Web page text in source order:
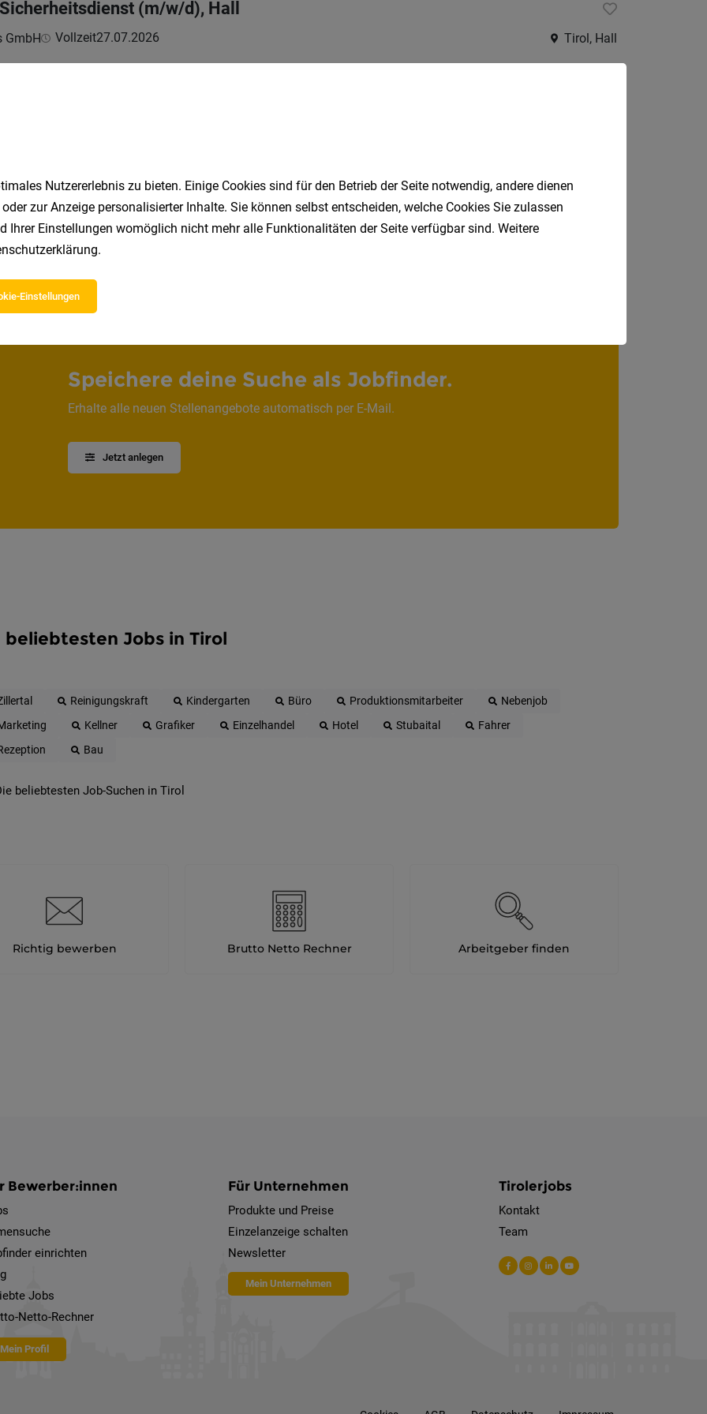
(m/w/d), Hall
GmbH Vollzeit27.07.2026 Tirol, Hall
GmbH Vollzeit29.07.2026 Innsbruck
Sie folgende Aufgaben
Speichere deine Suche als Jobfinder.
Erhalte alle neuen Stellenangebote automatisch per E-Mail.
Jetzt anlegen
beliebtesten Jobs in Tirol
Reinigungskraft Kindergarten Büro Produktionsmitarbeiter
Nebenjob
Kellner Grafiker Einzelhandel Hotel Stubaital
Fahrer
Bau
beliebtesten Job-Suchen in Tirol
Richtig bewerben Brutto Netto Rechner Arbeitgeber finden
Bewerber:innen
einrichten
Jobs
Netto-Rechner
Mein Profil
Für Unternehmen
Produkte und Preise
Einzelanzeige schalten
Newsletter
Mein Unternehmen
Tirolerjobs
Kontakt
Team
Nutzererlebnis zu bieten. Einige Cookies sind für den Betrieb der Seite notwendig, andere dienen
zur Anzeige personalisierter Inhalte. Sie können selbst entscheiden, welche Cookies Sie zulassen
Ihrer Einstellungen womöglich nicht mehr alle Funktionalitäten der Seite verfügbar sind. Weitere
.
Einstellungen